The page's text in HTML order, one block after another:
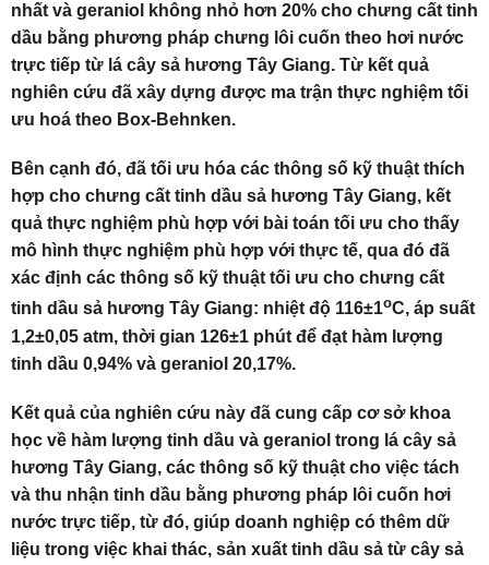
nhất và geraniol không nhỏ hơn 20% cho chưng cất tinh
dầu bằng phương pháp chưng lôi cuốn theo hơi nước
trực tiếp từ lá cây sả hương Tây Giang. Từ kết quả
nghiên cứu đã xây dựng được ma trận thực nghiệm tối
ưu hoá theo Box-Behnken.
Bên cạnh đó, đã tối ưu hóa các thông số kỹ thuật thích
hợp cho chưng cất tinh dầu sả hương Tây Giang, kết
quả thực nghiệm phù hợp với bài toán tối ưu cho thấy
mô hình thực nghiệm phù hợp với thực tế, qua đó đã
xác định các thông số kỹ thuật tối ưu cho chưng cất
tinh dầu sả hương Tây Giang: nhiệt độ 116±1oC, áp suất
1,2±0,05 atm, thời gian 126±1 phút để đạt hàm lượng
tinh dầu 0,94% và geraniol 20,17%.
Kết quả của nghiên cứu này đã cung cấp cơ sở khoa
học về hàm lượng tinh dầu và geraniol trong lá cây sả
hương Tây Giang, các thông số kỹ thuật cho việc tách
và thu nhận tinh dầu bằng phương pháp lôi cuốn hơi
nước trực tiếp, từ đó, giúp doanh nghiệp có thêm dữ
liệu trong việc khai thác, sản xuất tinh dầu sả từ cây sả